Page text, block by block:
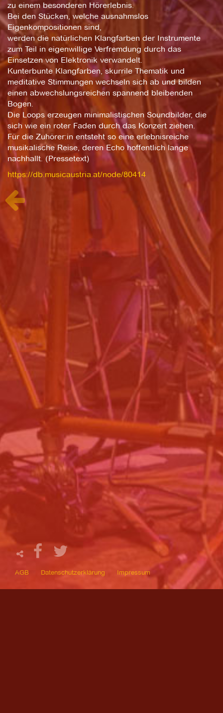
zu einem besonderen Hörerlebnis.
Bei den Stücken, welche ausnahmslos
Eigenkompositionen sind,
werden die natürlichen Klangfarben der Instrumente
zum Teil in eigenwillige Verfremdung durch das
Einsetzen von Elektronik verwandelt.
Kunterbunte Klangfarben, skurrile Thematik und
meditative Stimmungen wechseln sich ab und bilden
einen abwechslungsreichen spannend bleibenden
Bogen.
Die Loops erzeugen minimalistischen Soundbilder, die
sich wie ein roter Faden durch das Konzert ziehen.
Für die Zuhörer:in entsteht so eine erlebnisreiche
musikalische Reise, deren Echo hoffentlich lange
nachhallt. (Pressetext)
https://db.musicaustria.at/node/80414
AGB Datenschutzerklärung Impressum